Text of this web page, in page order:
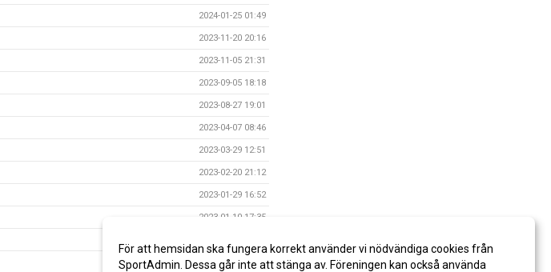
2024-01-25 01:49
2023-11-20 20:16
2023-11-05 21:31
2023-09-05 18:18
2023-08-27 19:01
2023-04-07 08:46
2023-03-29 12:51
2023-02-20 21:12
2023-01-29 16:52
2023-01-10 17:35
2014-06-10 19:01
För att hemsidan ska fungera korrekt använder vi nödvändiga cookies från
SportAdmin. Dessa går inte att stänga av. Föreningen kan också använda